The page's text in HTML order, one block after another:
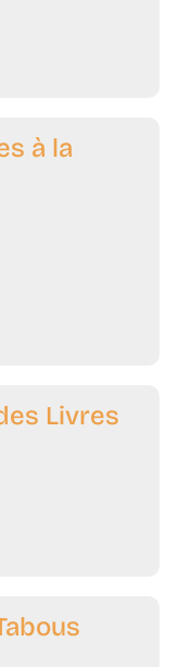
à la
Livres